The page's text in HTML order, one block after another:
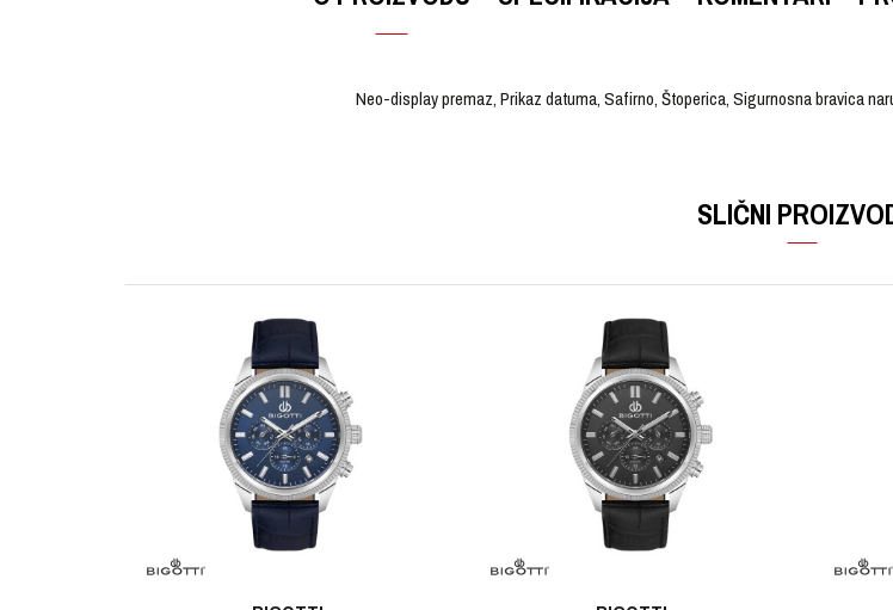
Neo-display premaz, Prikaz datuma, Safirno, Štoperica, Sigurnosna bravica
Materijal narukvice
Boja kućišta
SLIČNI